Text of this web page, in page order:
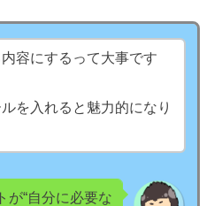
容にするって大事です
を入れると魅力的になり
が“自分に必要な